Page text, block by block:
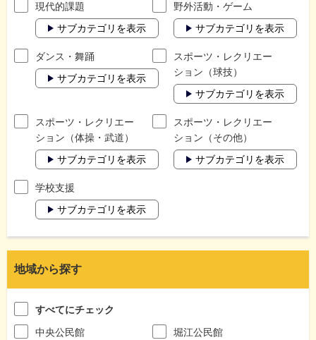
現代的課題
サブカテゴリを表示
野外活動・ゲーム
サブカテゴリを表示
ダンス・舞踊
サブカテゴリを表示
スポーツ・レクリエー
ション（球技）
サブカテゴリを表示
スポーツ・レクリエー
ション（体操・武道）
サブカテゴリを表示
スポーツ・レクリエー
ション（その他）
サブカテゴリを表示
学校支援
サブカテゴリを表示
地域から探す
すべてにチェック
中央公民館
堀江公民館